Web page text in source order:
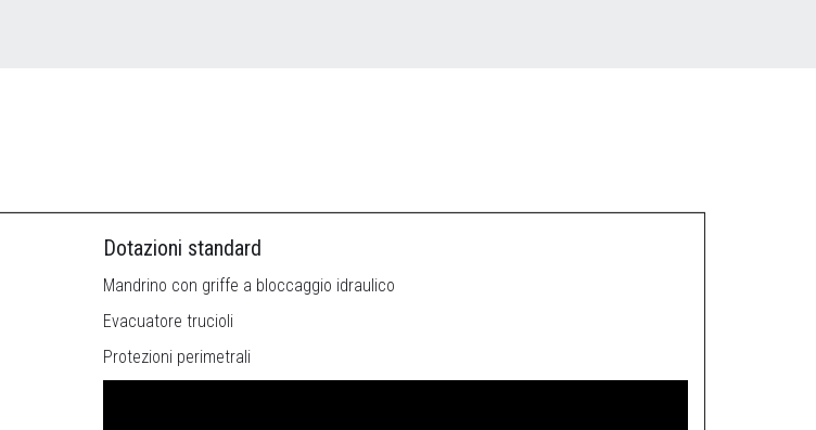
Dotazioni standard
Mandrino con griffe a bloccaggio idraulico
Evacuatore trucioli
Protezioni perimetrali